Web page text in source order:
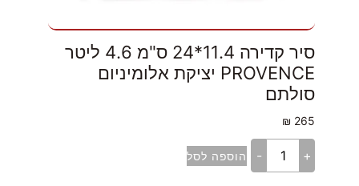
סיר קדירה 11.4*24 ס"מ 4.6 ליטר
PROVENCE יציקת אלומיניום
סולתם
265
₪
+
- הוספה לסל